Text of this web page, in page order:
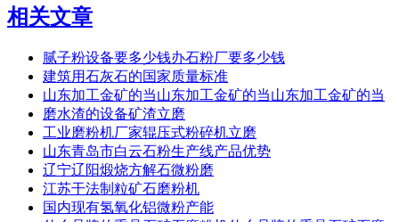
相关文章
腻子粉设备要多少钱办石粉厂要多少钱
建筑用石灰石的国家质量标准
山东加工金矿的当山东加工金矿的当山东加工金矿的当
磨水渣的设备矿渣立磨
工业磨粉机厂家辊压式粉碎机立磨
山东青岛市白云石粉生产线产品优势
辽宁辽阳煅烧方解石微粉磨
江苏干法制粒矿石磨粉机
国内现有氢氧化铝微粉产能